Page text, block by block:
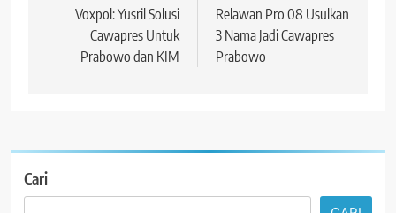
posVoxpol: Yusril Solusi
Cawapres Untuk
Prabowo dan KIM
Relawan Pro 08 Usulkan
3 Nama Jadi Cawapres
Prabowo
Cari